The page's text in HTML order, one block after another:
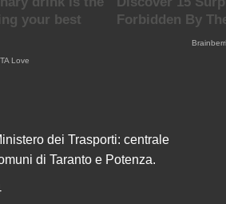
dei Trasporti: centrale
di Taranto e Potenza.